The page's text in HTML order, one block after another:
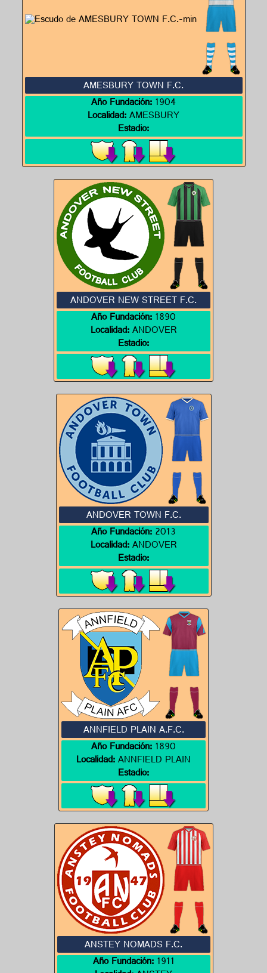
AMESBURY TOWN F.C.
Año Fundación:1904
Localidad:AMESBURY
Estadio:
ANDOVER NEW STREET F.C.
Año Fundación:1890
Localidad:ANDOVER
Estadio:
ANDOVER TOWN F.C.
Año Fundación:2013
Localidad:ANDOVER
Estadio:
ANNFIELD PLAIN A.F.C.
Año Fundación:1890
Localidad:ANNFIELD PLAIN
Estadio:
ANSTEY NOMADS F.C.
Año Fundación:1911